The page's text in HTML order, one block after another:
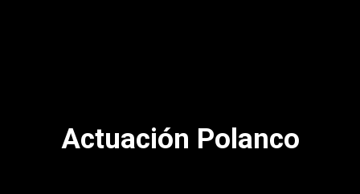
Actuación Polanco